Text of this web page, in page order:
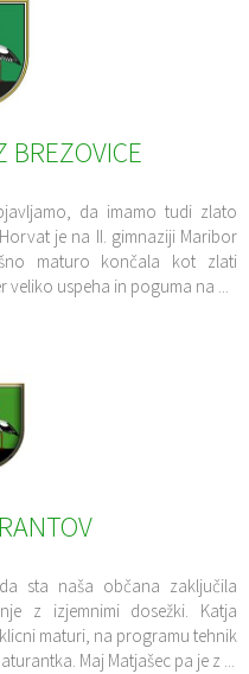
BREZOVICE
da imamo tudi zlato
je na II. gimnaziji Maribor
maturo končala kot zlati
veliko uspeha in poguma na ...
sta naša občana zaključila
z izjemnimi dosežki. Katja
maturi, na programu tehnik
Maj Matjašec pa je z ...